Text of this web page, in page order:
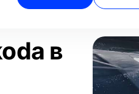
Статьи
в